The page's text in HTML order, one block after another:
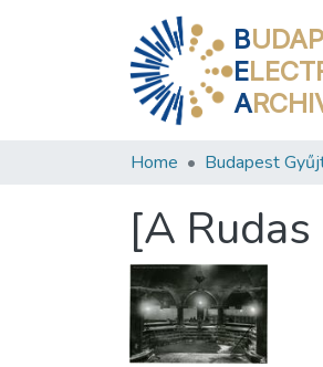
B
E
A
Home Budapest
[A